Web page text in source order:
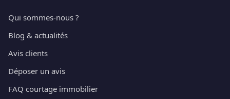
Qui sommes-nous ?
Blog & actualités
Avis clients
Déposer un avis
FAQ courtage immobilier